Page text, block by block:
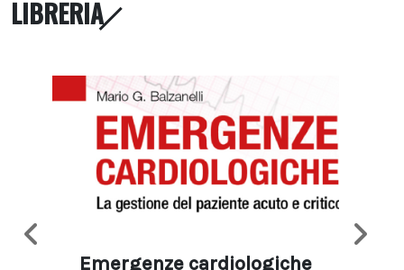
LIBRERIA
Emergenze cardiologiche